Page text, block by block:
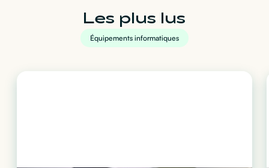
Les plus lus
Équipements informatiques